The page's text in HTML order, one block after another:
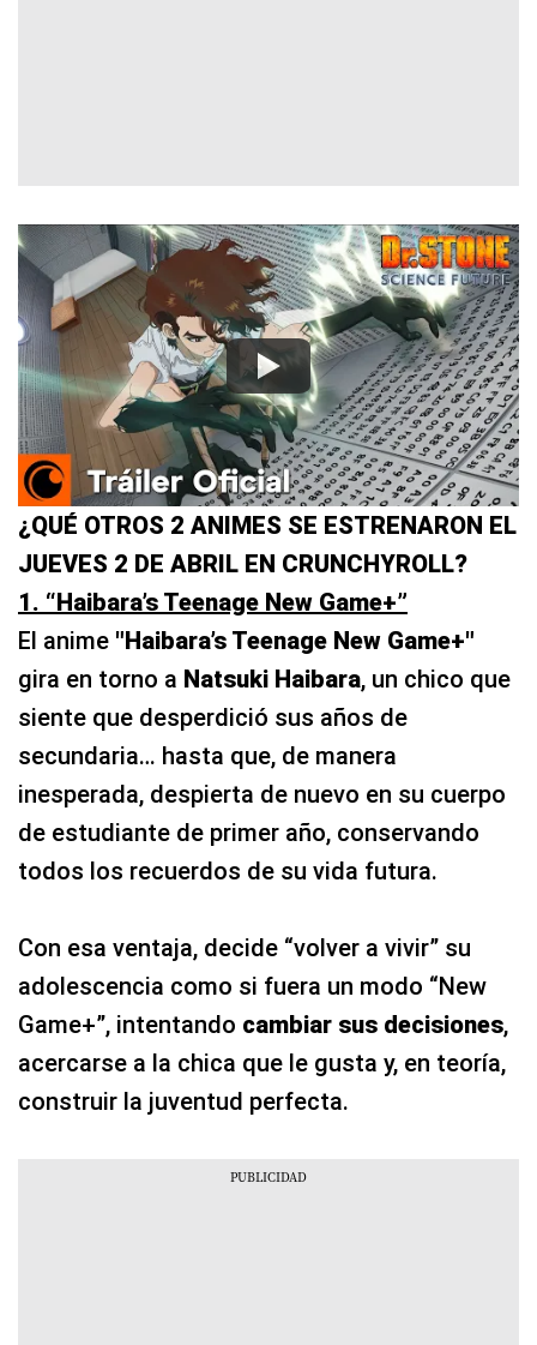
¿QUÉ OTROS 2 ANIMES SE ESTRENARON EL
JUEVES 2 DE ABRIL EN CRUNCHYROLL?
1. “Haibara’s Teenage New Game+”
El anime "Haibara’s Teenage New Game+"
gira en torno a Natsuki Haibara, un chico que
siente que desperdició sus años de
secundaria… hasta que, de manera
inesperada, despierta de nuevo en su cuerpo
de estudiante de primer año, conservando
todos los recuerdos de su vida futura.
Con esa ventaja, decide “volver a vivir” su
adolescencia como si fuera un modo “New
Game+”, intentando cambiar sus decisiones,
acercarse a la chica que le gusta y, en teoría,
construir la juventud perfecta.